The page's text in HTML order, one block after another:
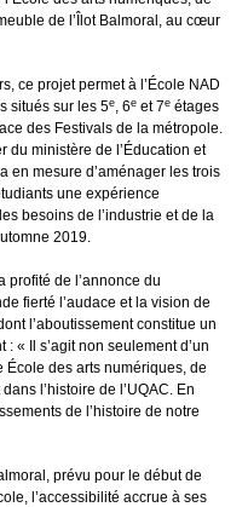
de l’Îlot Balmoral, au cœur
ce projet permet à l’École NAD
situés sur les 5e, 6e et 7e étages
des Festivals de la métropole.
du ministère de l’Éducation et
en mesure d’aménager les trois
une expérience
besoins de l’industrie et de la
2019.
profité de l’annonce du
fierté l’audace et la vision de
l’aboutissement constitue un
« Il s’agit non seulement d’un
École des arts numériques, de
l’histoire de l’UQAC. En
de l’histoire de notre
prévu pour le début de
l’accessibilité accrue à ses